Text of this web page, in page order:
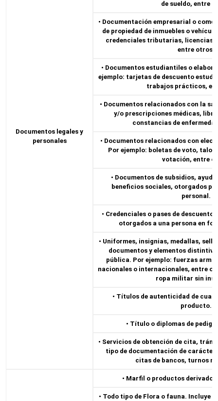
Documentos legales y
personales
de sueldo, entre
• Documentación empresarial o
de propiedad de inmuebles o
credenciales tributarias, licencias
entre otros.
• Documentos estudiantiles o
ejemplo: tarjetas de descuento
trabajos prácticos,
• Documentos relacionados con la
y/o prescripciones médicas,
constancias de
• Documentos relacionados con
Por ejemplo: boletas de voto,
votación, entre
• Documentos de subsidios,
beneficios sociales, otorgados
personal.
• Credenciales o pases de
otorgados a una persona en
• Uniformes, insignias, medallas,
documentos y elementos
pública. Por ejemplo: fuerzas
nacionales o internacionales, entre
ropa militar sin
• Títulos de autenticidad de
producto.
• Título o diplomas de
• Servicios de obtención de cita,
tipo de documentación de carácter
citas de bancos, turnos
• Marfil o productos
• Todo tipo de Flora o fauna. Incluye